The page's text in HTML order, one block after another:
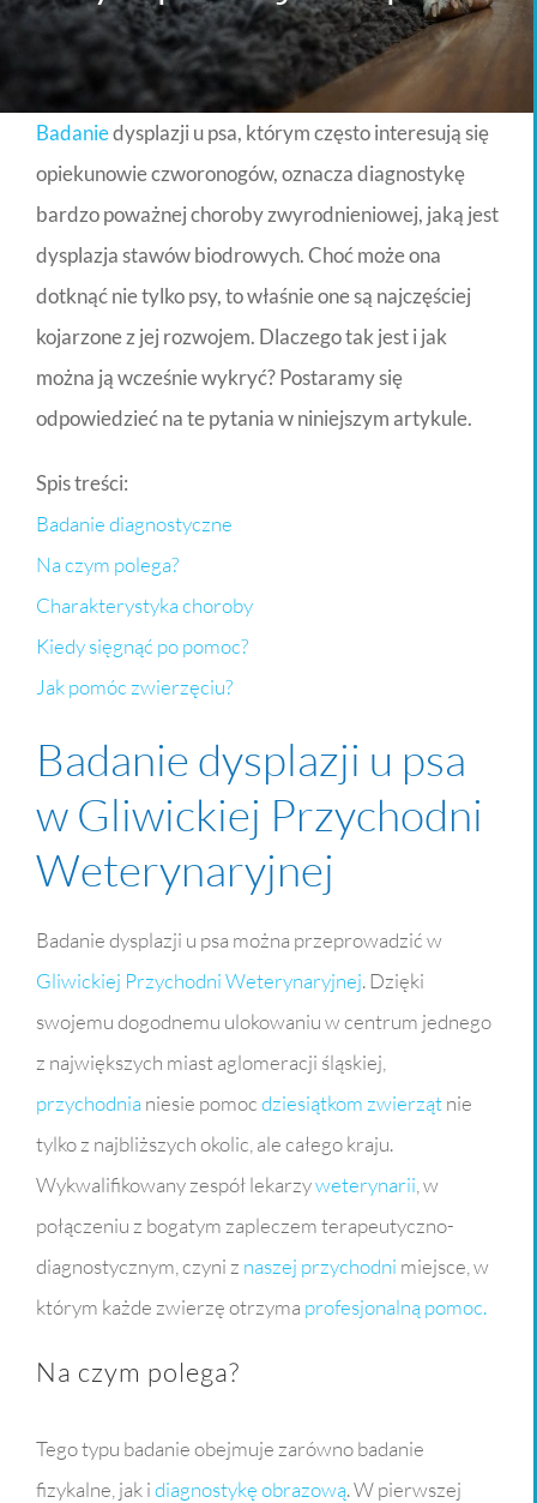
Badaniedysplazji u psa, którym często interesują się
opiekunowie czworonogów, oznacza diagnostykę
bardzo poważnej choroby zwyrodnieniowej, jaką jest
dysplazja stawów biodrowych. Choć może ona
dotknąć nie tylko psy, to właśnie one są najczęściej
kojarzone z jej rozwojem. Dlaczego tak jest i jak
można ją wcześnie wykryć? Postaramy się
odpowiedzieć na te pytania w niniejszym artykule.
Spis treści:
Badanie diagnostyczne
Na czym polega?
Charakterystyka choroby
Kiedy sięgnąć po pomoc?
Jak pomóc zwierzęciu?
Badanie dysplazji u psa
w Gliwickiej Przychodni
Weterynaryjnej
Badanie dysplazji u psa można przeprowadzić w
Gliwickiej Przychodni Weterynaryjnej. Dzięki
swojemu dogodnemu ulokowaniu w centrum jednego
z największych miast aglomeracji śląskiej,
przychodnia niesie pomocdziesiątkom zwierzątnie
tylko z najbliższych okolic, ale całego kraju.
Wykwalifikowany zespół lekarzyweterynarii , w
połączeniu z bogatym zapleczem terapeutyczno-
diagnostycznym, czyni z naszej przychodni miejsce, w
którym każde zwierzę otrzyma profesjonalną pomoc.
Na czym polega?
Tego typu badanie obejmuje zarówno badanie
fizykalne, jak idiagnostykę obrazową. W pierwszej